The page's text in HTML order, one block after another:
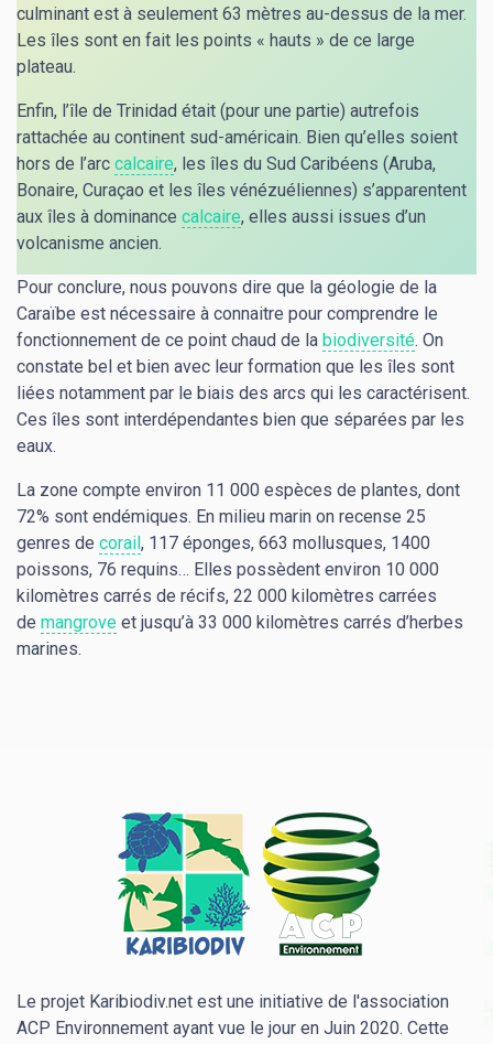
culminant est à seulement 63 mètres au-dessus de la mer.
Les îles sont en fait les points « hauts » de ce large
plateau.
Enfin, l’île de Trinidad était (pour une partie) autrefois
rattachée au continent sud-américain. Bien qu’elles soient
hors de l’arc calcaire, les îles du Sud Caribéens (Aruba,
Bonaire, Curaçao et les îles vénézuéliennes) s’apparentent
aux îles à dominance calcaire, elles aussi issues d’un
volcanisme ancien.
Pour conclure, nous pouvons dire que la géologie de la
Caraïbe est nécessaire à connaitre pour comprendre le
fonctionnement de ce point chaud de la biodiversité. On
constate bel et bien avec leur formation que les îles sont
liées notamment par le biais des arcs qui les caractérisent.
Ces îles sont interdépendantes bien que séparées par les
eaux.
La zone compte environ 11 000 espèces de plantes, dont
72% sont endémiques. En milieu marin on recense 25
genres de corail, 117 éponges, 663 mollusques, 1400
poissons, 76 requins… Elles possèdent environ 10 000
kilomètres carrés de récifs, 22 000 kilomètres carrées
de mangrove et jusqu’à 33 000 kilomètres carrés d’herbes
marines.
Le projet Karibiodiv.net est une initiative de l'association
ACP Environnement ayant vue le jour en Juin 2020. Cette